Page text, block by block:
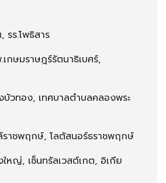
รร.โพธิสาร
กษมราษฎร์รัตนาธิเบศร์,
วทอง, เทศบาลตำบลคลองพระ
ราชพฤกษ์, โลตัสนอร์ธราชพฤกษ์
หญ่, เซ็นทรัลเวสต์เกต, อิเกีย